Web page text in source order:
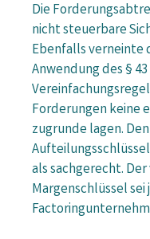
Die
nicht steuerbare
Ebenfalls verneinte
Anwendung des §
Forderungen keine
zugrunde lagen.
als sachgerecht.
Margenschlüssel sei